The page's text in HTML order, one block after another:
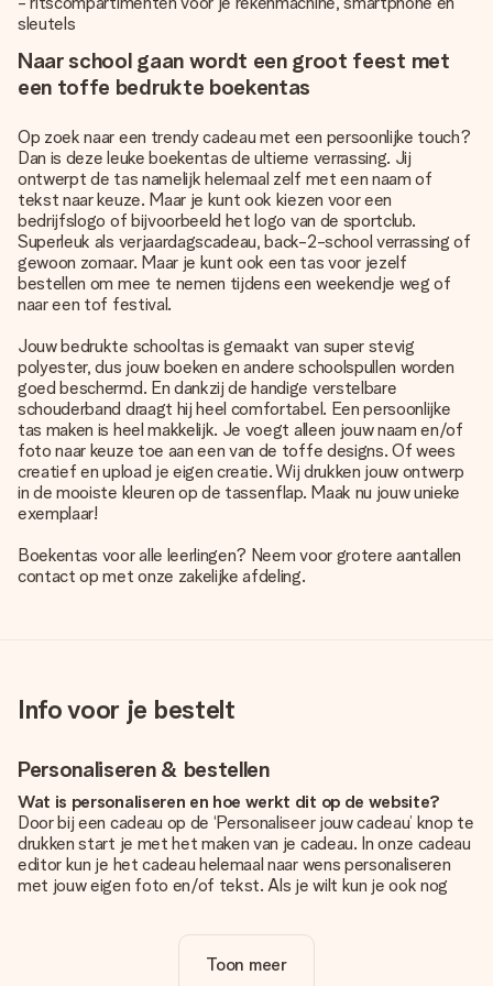
sleutels
Naar school gaan wordt een groot feest met
een toffe bedrukte boekentas
Op zoek naar een trendy cadeau met een persoonlijke touch?
Dan is deze leuke boekentas de ultieme verrassing. Jij
ontwerpt de tas namelijk helemaal zelf met een naam of
tekst naar keuze. Maar je kunt ook kiezen voor een
bedrijfslogo of bijvoorbeeld het logo van de sportclub.
Superleuk als verjaardagscadeau, back-2-school verrassing of
gewoon zomaar. Maar je kunt ook een tas voor jezelf
bestellen om mee te nemen tijdens een weekendje weg of
naar een tof festival.
Jouw bedrukte schooltas is gemaakt van super stevig
polyester, dus jouw boeken en andere schoolspullen worden
goed beschermd. En dankzij de handige verstelbare
schouderband draagt hij heel comfortabel. Een persoonlijke
tas maken is heel makkelijk. Je voegt alleen jouw naam en/of
foto naar keuze toe aan een van de toffe designs. Of wees
creatief en upload je eigen creatie. Wij drukken jouw ontwerp
in de mooiste kleuren op de tassenflap. Maak nu jouw unieke
exemplaar!
Boekentas voor alle leerlingen? Neem voor grotere aantallen
contact op met onze zakelijke afdeling.
Info voor je bestelt
Personaliseren & bestellen
Wat is personaliseren en hoe werkt dit op de website?
Door bij een cadeau op de ‘Personaliseer jouw cadeau’ knop te
drukken start je met het maken van je cadeau. In onze cadeau
editor kun je het cadeau helemaal naar wens personaliseren
met jouw eigen foto en/of tekst. Als je wilt kun je ook nog
Is personalisatie in de prijs inbegrepen?
Toon meer